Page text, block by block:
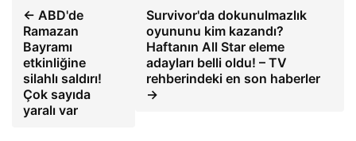
← ABD'de
Ramazan
Bayramı
etkinliğine
silahlı saldırı!
Çok sayıda
yaralı var
Survivor'da dokunulmazlık
oyununu kim kazandı?
Haftanın All Star eleme
adayları belli oldu! – TV
rehberindeki en son haberler
→